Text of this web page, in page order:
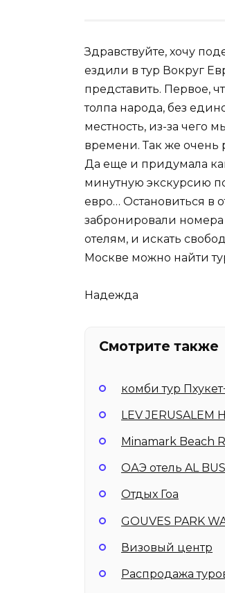
Здравствуйте, хочу
ездили в тур Вокруг
представить. Первое,
толпа народа, без
местность, из-за чего
времени. Так же очень
Да еще и придумала
минутную экскурсию
евро… Остановиться в
забронировали
отелям, и искать
Москве можно найти
Надежда
Смотрите также
комби тур
LEV JERUSALEM
Minamark Beach
ОАЭ отель AL
Отдых Гоа
GOUVES PARK
Визовый центр
Распродажа